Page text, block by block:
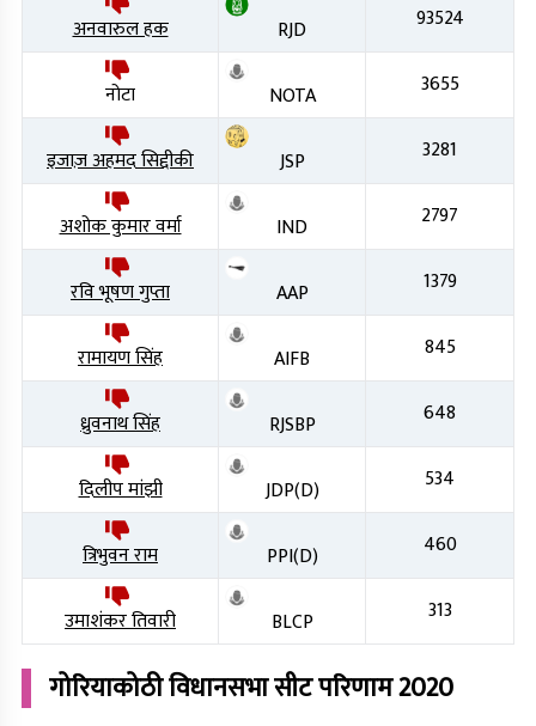
अनवारुल हक RJD 93524
नोटा NOTA 3655
इजाज़ अहमद सिद्दीकी JSP 3281
अशोक कुमार वर्मा IND 2797
रवि भूषण गुप्ता AAP 1379
रामायण सिंह AIFB 845
ध्रुवनाथ सिंह RJSBP 648
दिलीप मांझी JDP(D) 534
त्रिभुवन राम PPI(D) 460
उमाशंकर तिवारी BLCP 313
गोरियाकोठीविधानसभा सीट परिणाम2020